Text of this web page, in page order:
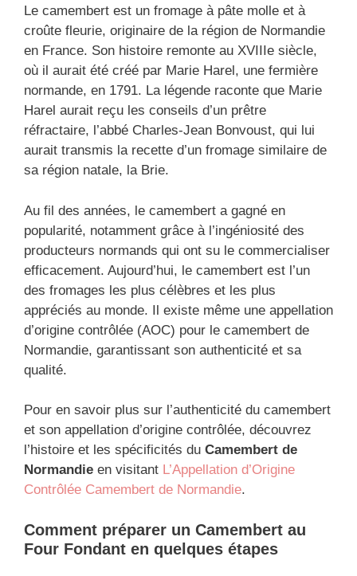
Le camembert est un fromage à pâte molle et à
croûte fleurie, originaire de la région de Normandie
en France. Son histoire remonte au XVIIIe siècle,
où il aurait été créé par Marie Harel, une fermière
normande, en 1791. La légende raconte que Marie
Harel aurait reçu les conseils d’un prêtre
réfractaire, l’abbé Charles-Jean Bonvoust, qui lui
aurait transmis la recette d’un fromage similaire de
sa région natale, la Brie.
Au fil des années, le camembert a gagné en
popularité, notamment grâce à l’ingéniosité des
producteurs normands qui ont su le commercialiser
efficacement. Aujourd’hui, le camembert est l’un
des fromages les plus célèbres et les plus
appréciés au monde. Il existe même une appellation
d’origine contrôlée (AOC) pour le camembert de
Normandie, garantissant son authenticité et sa
qualité.
Pour en savoir plus sur l’authenticité du camembert
et son appellation d’origine contrôlée, découvrez
l’histoire et les spécificités du Camembert de
Normandie en visitant L’Appellation d’Origine
Contrôlée Camembert de Normandie.
Comment préparer un Camembert au
Four Fondant en quelques étapes